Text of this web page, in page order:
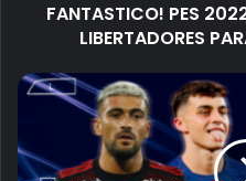
FANTASTICO! PES
LIBERTADORES